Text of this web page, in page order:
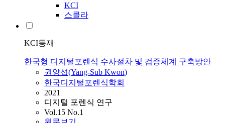
KCI
스콜라
KCI등재
한국형 디지털포렌식 수사절차 및 검증체계 구축방안
권양섭(Yang-Sub Kwon)
한국디지털포렌식학회
2021
디지털 포렌식 연구
Vol.15 No.1